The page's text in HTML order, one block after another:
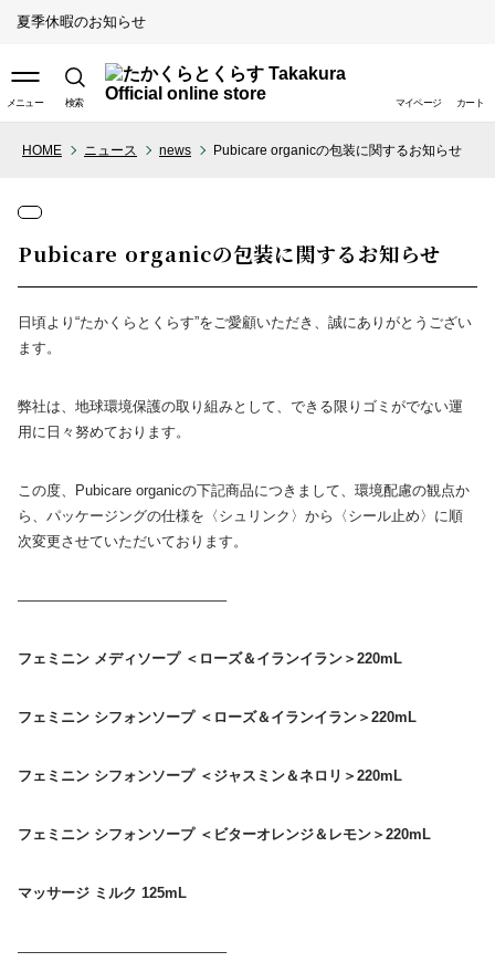
夏季休暇のお知らせ
メニュー 検索
取り扱い店舗（ペットスタイ
ル）
マイページ カート
HOME ニュース news Pubicare organicの包装に関するお知らせ
Pubicare organicの包装に関するお知らせ
日頃より“たかくらとくらす”をご愛顧いただき、誠にありがとうござい
ます。
弊社は、地球環境保護の取り組みとして、できる限りゴミがでない運
用に日々努めております。
この度、Pubicare organicの下記商品につきまして、環境配慮の観点か
ら、パッケージングの仕様を〈シュリンク〉から〈シール止め〉に順
次変更させていただいております。
——————————————–
フェミニン メディソープ ＜ローズ＆イランイラン＞220mL
フェミニン シフォンソープ ＜ローズ＆イランイラン＞220mL
フェミニン シフォンソープ ＜ジャスミン＆ネロリ＞220mL
フェミニン シフォンソープ ＜ビターオレンジ＆レモン＞220mL
マッサージ ミルク 125mL
——————————————–